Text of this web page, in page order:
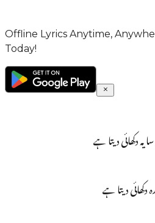
Offline Lyrics Anytime,
Today!
دکھائی دیتا ہے
دیتا ہے